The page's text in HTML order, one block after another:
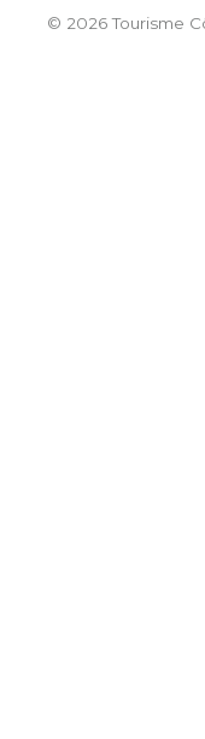
© 2026 Tourisme